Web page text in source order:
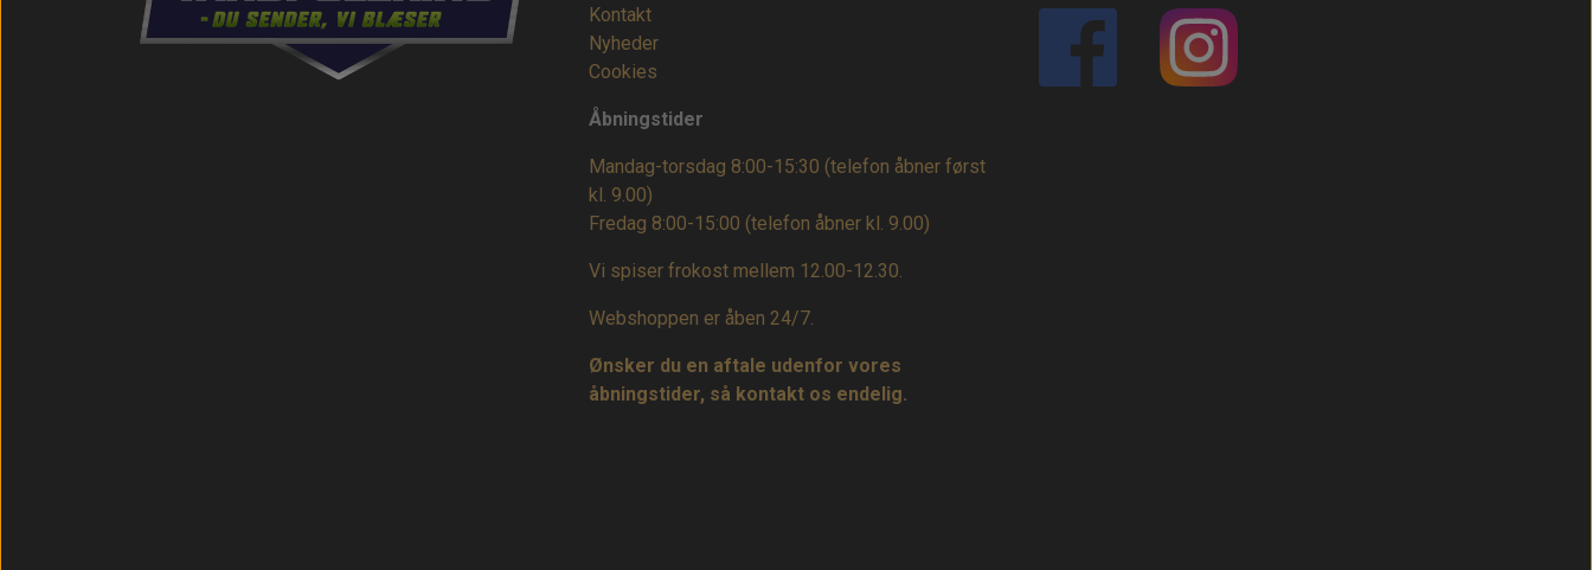
Kontakt
Nyheder
Cookies
Åbningstider
Mandag-torsdag 8:00-15:30 (telefon åbner først
kl. 9.00)
Fredag 8:00-15:00 (telefon åbner kl. 9.00)
Vi spiser frokost mellem 12.00-12.30.
Webshoppen er åben 24/7.
Ønsker du en aftale udenfor vores
åbningstider, så kontakt os endelig.